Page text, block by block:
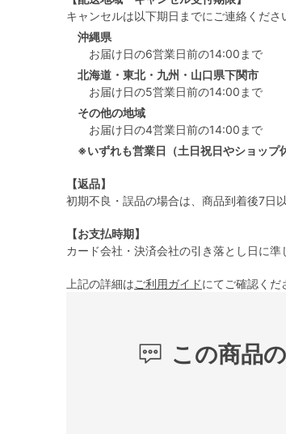
キャンセルは以下期日までにご連絡くだ
沖縄県
お届け日の6営業日前の14:00まで
北海道・東北・九州・山口県下関市
お届け日の5営業日前の14:00まで
その他の地域
お届け日の4営業日前の14:00まで
※いずれも営業日（土日祝日やショップ
【返品】
初期不良・誤品の場合は、商品到着後7日
【お支払時期】
カード会社・決済会社の引き落とし日に準
上記の詳細はご利用ガイドにてご確認くだ
この商品